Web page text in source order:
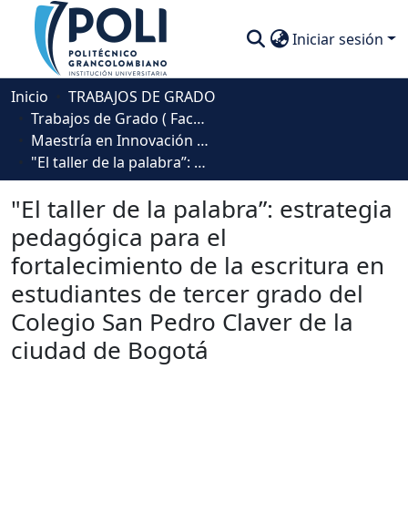
Iniciar sesión
Comunidades
Descubre
Estadísticas
Inicio
TRABAJOS DE GRADO
Trabajos de Grado ( Facultad de Sociedad, Cultura y Creatividad)
Maestría en Innovación Educativa
"El taller de la palabra”: estrategia pedagógica para el fortalecimiento de la escritura en estudiantes de tercer grado del Colegio San Pedro Claver de la ciudad de Bogotá
"El taller de la palabra”: estrategia
pedagógica para el
fortalecimiento de la escritura en
estudiantes de tercer grado del
Colegio San Pedro Claver de la
ciudad de Bogotá